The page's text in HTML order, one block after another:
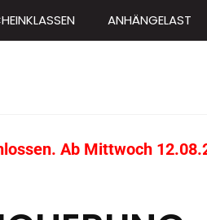
ANHÄNGELAST
Ab Mittwoch